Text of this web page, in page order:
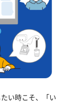
い時こそ、「い